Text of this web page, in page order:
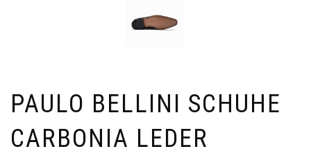
PAULO BELLINI SCHUHE
CARBONIA LEDER